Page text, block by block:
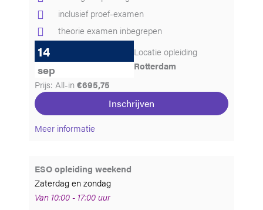
inclusief proef-examen
theorie examen inbegrepen
14
sep
Locatie opleiding
Rotterdam
Prijs: All-in €695,75
Inschrijven
Meer informatie
ESO opleiding weekend
Zaterdag en zondag
Van 10:00 - 17:00 uur